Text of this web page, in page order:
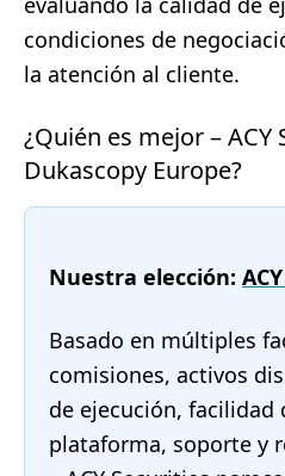
condiciones de
la atención al cliente.
¿Quién es mejor – ACY
Dukascopy Europe?
Nuestra elección:
Basado en múltiples
comisiones, activos
de ejecución, facilidad
plataforma, soporte y